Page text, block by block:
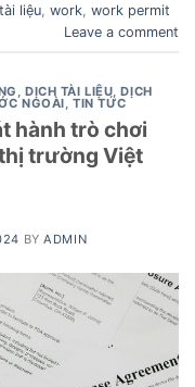
tài liệu work work permit
Leave a comment
, DỊCH TÀI LIỆU,DỊCH
NGOÀI, TIN TỨC
hành trò chơi
trường Việt
BYADMIN